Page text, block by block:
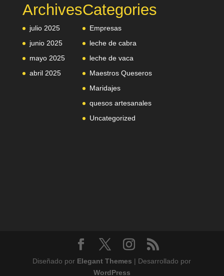
Archives
julio 2025
junio 2025
mayo 2025
abril 2025
Categories
Empresas
leche de cabra
leche de vaca
Maestros Queseros
Maridajes
quesos artesanales
Uncategorized
Diseñado por Elegant Themes | Desarrollado por
WordPress